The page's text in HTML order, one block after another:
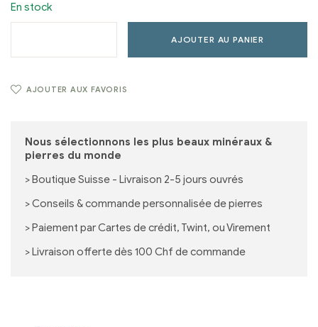
En stock
AJOUTER AU PANIER
AJOUTER AUX FAVORIS
Nous sélectionnons les plus beaux minéraux &
pierres du monde
> Boutique Suisse - Livraison 2-5 jours ouvrés
> Conseils & commande personnalisée de pierres
> Paiement par Cartes de crédit, Twint, ou Virement
> Livraison offerte dès 100 Chf de commande